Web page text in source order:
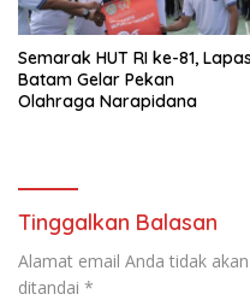
Semarak HUT RI ke-81, Lapas
Batam Gelar Pekan
Olahraga Narapidana
Tinggalkan Balasan
Alamat email Anda tidak
ditandai *